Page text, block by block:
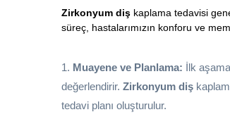
Zirkonyum diş kaplama tedavisi
süreç, hastalarımızın konforu ve
1. Muayene ve Planlama: İlk
değerlendirir. Zirkonyum diş
tedavi planı oluşturulur.